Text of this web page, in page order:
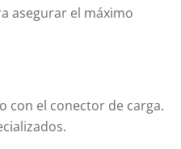
asegurar el máximo
con el conector de carga.